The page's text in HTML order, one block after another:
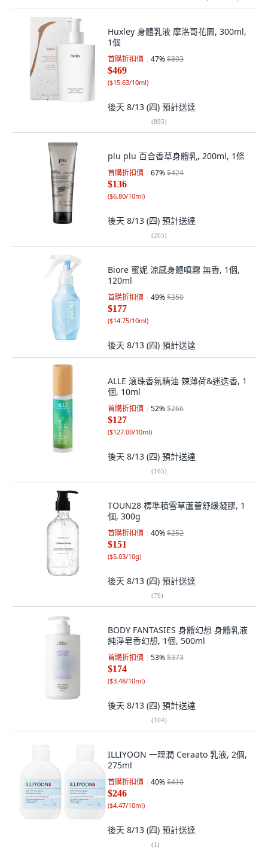
Huxley 身體乳液 摩洛哥花園, 300ml,
1個
首購折扣價 47%$893
$469
($15.63/10ml)
後天 8/13 (四) 預計送達
(895)
plu plu 百合香草身體乳, 200ml, 1條
首購折扣價 67%$424
$136
($6.80/10ml)
後天 8/13 (四) 預計送達
(205)
Biore 蜜妮 涼感身體噴霧 無香, 1個,
120ml
首購折扣價 49%$350
$177
($14.75/10ml)
後天 8/13 (四) 預計送達
ALLE 滾珠香氛精油 辣薄荷&迷迭香, 1
個, 10ml
首購折扣價 52%$266
$127
($127.00/10ml)
後天 8/13 (四) 預計送達
(165)
TOUN28 標準積雪草蘆薈舒緩凝膠, 1
個, 300g
首購折扣價 40%$252
$151
($5.03/10g)
後天 8/13 (四) 預計送達
(79)
BODY FANTASIES 身體幻想 身體乳液
純淨皂香幻想, 1個, 500ml
首購折扣價 53%$373
$174
($3.48/10ml)
後天 8/13 (四) 預計送達
(104)
ILLIYOON 一理潤 Ceraato 乳液, 2個,
275ml
首購折扣價 40%$410
$246
($4.47/10ml)
後天 8/13 (四) 預計送達
(1)